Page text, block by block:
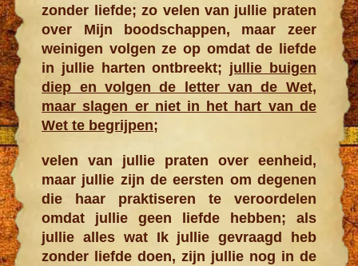
zonder liefde; zo velen van jullie praten
over Mijn boodschappen, maar zeer
weinigen volgen ze op omdat de liefde
in jullie harten ontbreekt; jullie buigen
diep en volgen de letter van de Wet,
maar slagen er niet in het hart van de
Wet te begrijpen;
velen van jullie praten over eenheid,
maar jullie zijn de eersten om degenen
die haar praktiseren te veroordelen
omdat jullie geen liefde hebben; als
jullie alles wat Ik jullie gevraagd heb
zonder liefde doen, zijn jullie nog in de